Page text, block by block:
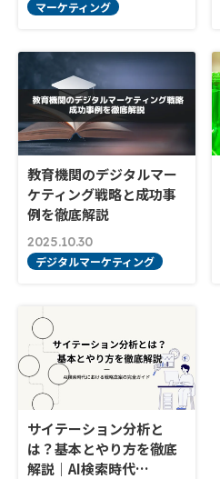
マーケティング
教育機関のデジタルマー
ケティング戦略と成功事
例を徹底解説
2025.10.30
デジタルマーケティング
サイテーション分析と
は？基本とやり方を徹底
解説｜AI検索時代…